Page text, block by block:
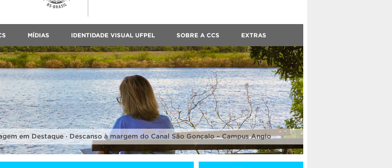
MÍDIAS IDENTIDADE VISUAL UFPEL SOBRE A CCS EXTRAS
em Destaque · Descanso à margem do Canal São Gonçalo – Campus Anglo